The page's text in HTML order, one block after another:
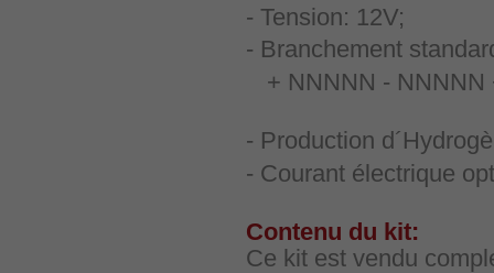
- Tension: 12V;
- Branchement
+ NNNNN - NNNNN
- Production
- Courant électrique
Contenu du kit:
Ce kit est vendu